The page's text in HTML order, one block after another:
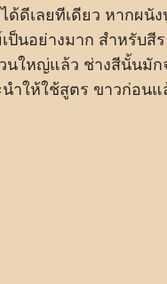
ด้ดีเลยทีเดียว หากผ
ป็นอย่างมาก สำหรับ
ใหญ่แล้ว ช่างสีนั้นมัก
ำให้ใช้สูตร ขาวก่อน